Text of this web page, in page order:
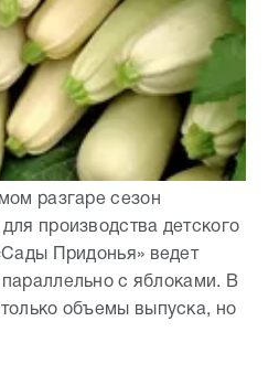
разгаре сезон
производства детского
Придонья» ведет
с яблоками. В
объемы выпуска, но